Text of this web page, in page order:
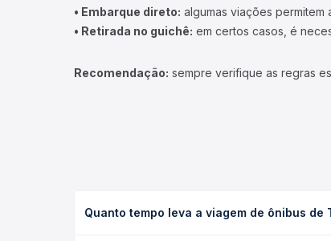
• Embarque direto: algumas viações
• Retirada no guichê: em certos casos, é
Recomendação: sempre verifique as regras
Quanto tempo leva a viagem de ônibus de